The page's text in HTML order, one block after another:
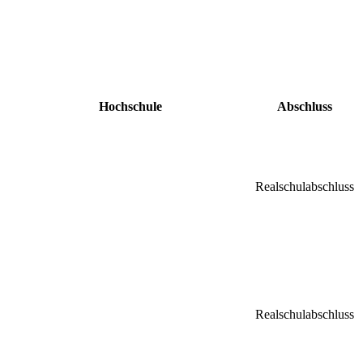
Hochschule Abschluss
Realschulabschluss
Realschulabschluss